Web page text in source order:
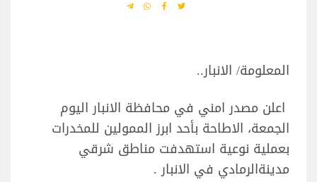
المعلومة/ الانبار..
اعلن مصدر امني في محافظة الانبار اليوم
الجمعة، الاطاحة بأحد ابرز الممولين للمخدرات
بعملية نوعية استهدفت مناطق شرقي
مدينةالرمادي في الانبار .